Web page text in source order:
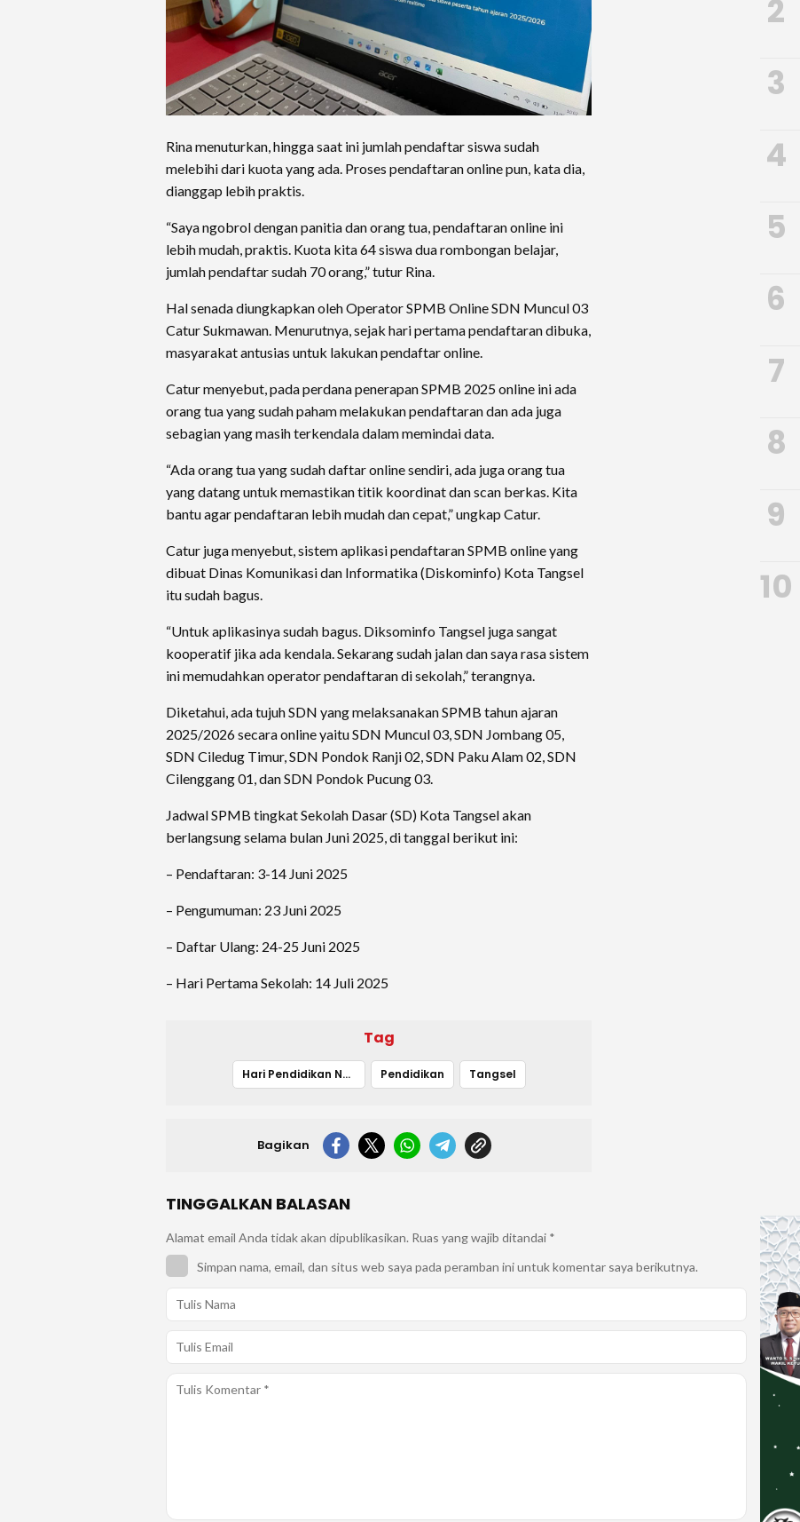
Rina menuturkan, hingga saat ini jumlah pendaftar siswa sudah
melebihi dari kuota yang ada. Proses pendaftaran online pun, kata dia,
dianggap lebih praktis.
“Saya ngobrol dengan panitia dan orang tua, pendaftaran online ini
lebih mudah, praktis. Kuota kita 64 siswa dua rombongan belajar,
jumlah pendaftar sudah 70 orang,” tutur Rina.
Hal senada diungkapkan oleh Operator SPMB Online SDN Muncul 03
Catur Sukmawan. Menurutnya, sejak hari pertama pendaftaran dibuka,
masyarakat antusias untuk lakukan pendaftar online.
Catur menyebut, pada perdana penerapan SPMB 2025 online ini ada
orang tua yang sudah paham melakukan pendaftaran dan ada juga
sebagian yang masih terkendala dalam memindai data.
“Ada orang tua yang sudah daftar online sendiri, ada juga orang tua
yang datang untuk memastikan titik koordinat dan scan berkas. Kita
bantu agar pendaftaran lebih mudah dan cepat,” ungkap Catur.
Catur juga menyebut, sistem aplikasi pendaftaran SPMB online yang
dibuat Dinas Komunikasi dan Informatika (Diskominfo) Kota Tangsel
itu sudah bagus.
“Untuk aplikasinya sudah bagus. Diksominfo Tangsel juga sangat
kooperatif jika ada kendala. Sekarang sudah jalan dan saya rasa sistem
ini memudahkan operator pendaftaran di sekolah,” terangnya.
Diketahui, ada tujuh SDN yang melaksanakan SPMB tahun ajaran
2025/2026 secara online yaitu SDN Muncul 03, SDN Jombang 05,
SDN Ciledug Timur, SDN Pondok Ranji 02, SDN Paku Alam 02, SDN
Cilenggang 01, dan SDN Pondok Pucung 03.
Jadwal SPMB tingkat Sekolah Dasar (SD) Kota Tangsel akan
berlangsung selama bulan Juni 2025, di tanggal berikut ini:
– Pendaftaran: 3-14 Juni 2025
– Pengumuman: 23 Juni 2025
– Daftar Ulang: 24-25 Juni 2025
– Hari Pertama Sekolah: 14 Juli 2025
Tag
Hari Pendidikan Nasional Pendidikan Tangsel
Bagikan
TINGGALKAN BALASAN
Alamat email Anda tidak akan dipublikasikan. Ruas yang wajib ditandai *
Simpan nama, email, dan situs web saya pada peramban ini untuk komentar saya berikutnya.
2
3
4
5
6
7
8
9
10